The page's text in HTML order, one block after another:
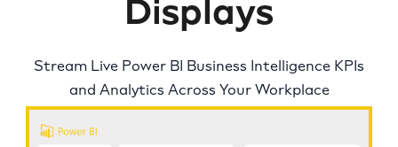
Displays
Stream Live Power BI Business Intelligence KPIs
and Analytics Across Your Workplace